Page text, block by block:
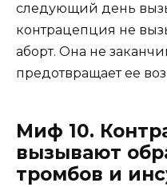
следующий день
контрацепция не
аборт. Она не
предотвращает ее
Миф 10.
вызывают
тромбов и